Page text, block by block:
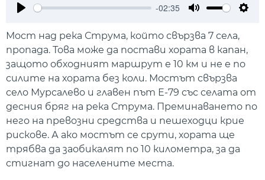
-02:35
Мост над река Струма, който свързва 7 села,
пропада. Това може да постави хората в капан,
защото обходният маршрут е 10 км и не е по
силите на хората без коли. Мостът свързва
село Мурсалево и главен път Е-79 със селата от
десния бряг на река Струма. Преминаването по
него на превозни средства и пешеходци крие
рискове. А ако мостът се срути, хората ще
трябва да заобикалят по 10 километра, за да
стигнат до населените места.